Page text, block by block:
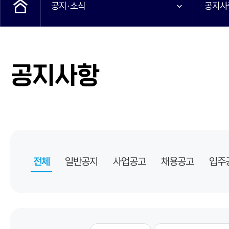
공지·소식 공지
공지사항
전체 일반공지 사업공고 채용공고 입주